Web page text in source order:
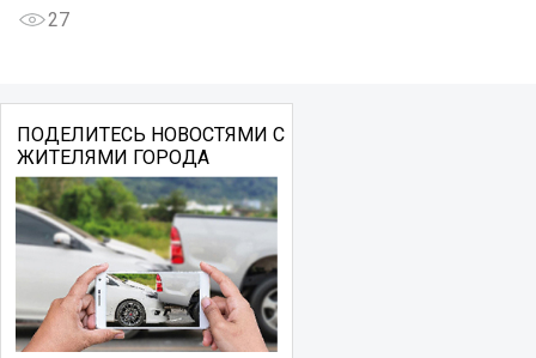
27
ПОДЕЛИТЕСЬ НОВОСТЯМИ С
ЖИТЕЛЯМИ ГОРОДА